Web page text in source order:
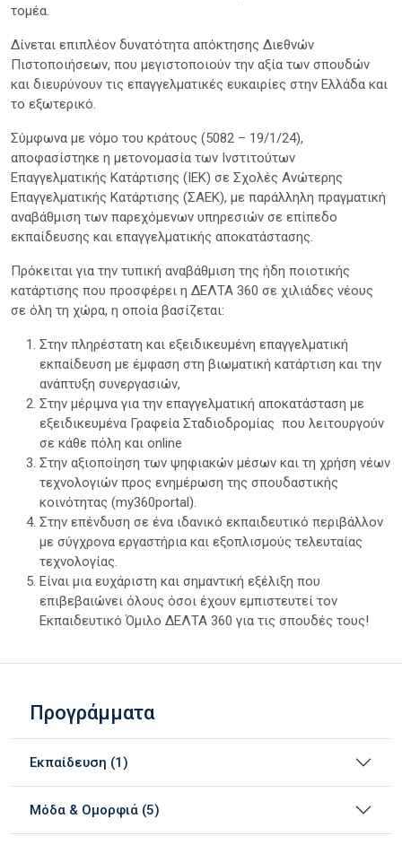
τομέα.
Δίνεται επιπλέον δυνατότητα απόκτησης Διεθνών
Πιστοποιήσεων, που μεγιστοποιούν την αξία των σπουδών
και διευρύνουν τις επαγγελματικές ευκαιρίες στην Ελλάδα και
το εξωτερικό.
Σύμφωνα με νόμο του κράτους (5082 – 19/1/24),
αποφασίστηκε η μετονομασία των Ινστιτούτων
Επαγγελματικής Κατάρτισης (ΙΕΚ) σε Σχολές Ανώτερης
Επαγγελματικής Κατάρτισης (ΣΑΕΚ), με παράλληλη πραγματική
αναβάθμιση των παρεχόμενων υπηρεσιών σε επίπεδο
εκπαίδευσης και επαγγελματικής αποκατάστασης.
Πρόκειται για την τυπική αναβάθμιση της ήδη ποιοτικής
κατάρτισης που προσφέρει η ΔΕΛΤΑ 360 σε χιλιάδες νέους
σε όλη τη χώρα, η οποία βασίζεται:
Στην πληρέστατη και εξειδικευμένη επαγγελματική
εκπαίδευση με έμφαση στη βιωματική κατάρτιση και την
ανάπτυξη συνεργασιών,
Στην μέριμνα για την επαγγελματική αποκατάσταση με
εξειδικευμένα Γραφεία Σταδιοδρομίας που λειτουργούν
σε κάθε πόλη και online
Στην αξιοποίηση των ψηφιακών μέσων και τη χρήση νέων
τεχνολογιών προς ενημέρωση της σπουδαστικής
κοινότητας (my360portal).
Στην επένδυση σε ένα ιδανικό εκπαιδευτικό περιβάλλον
με σύγχρονα εργαστήρια και εξοπλισμούς τελευταίας
τεχνολογίας.
Είναι μια ευχάριστη και σημαντική εξέλιξη που
επιβεβαιώνει όλους όσοι έχουν εμπιστευτεί τον
Εκπαιδευτικό Όμιλο ΔΕΛΤΑ 360 για τις σπουδές τους!
Προγράμματα
Εκπαίδευση (1)
Μόδα & Ομορφιά (5)